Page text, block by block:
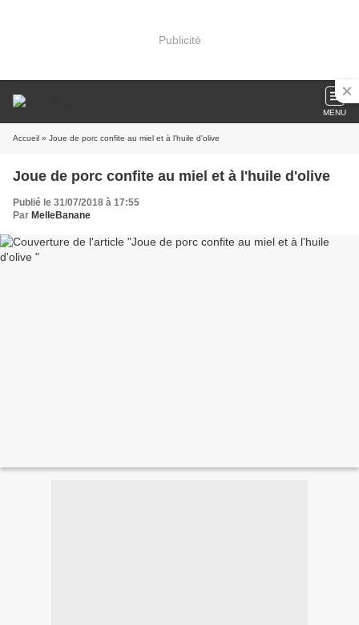
Publicité
MENU
Accueil » Joue de porc confite au miel et à l'huile d'olive
Joue de porc confite au miel et à l'huile d'olive
Publié le 31/07/2018 à 17:55
Par MelleBanane